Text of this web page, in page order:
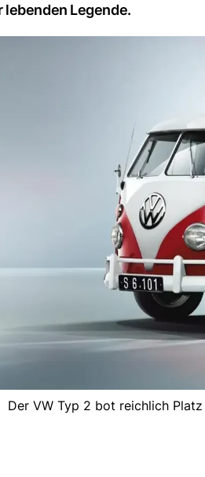
lebenden Legende.
Der VW Typ 2 bot reichlich